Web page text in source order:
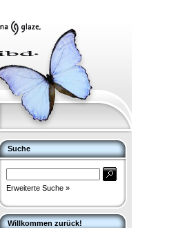
Suche
Erweiterte Suche »
Willkommen zurück!